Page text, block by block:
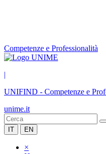
Competenze e Professionalità
|
UNIFIND - Competenze e
unime.it
IT EN
×